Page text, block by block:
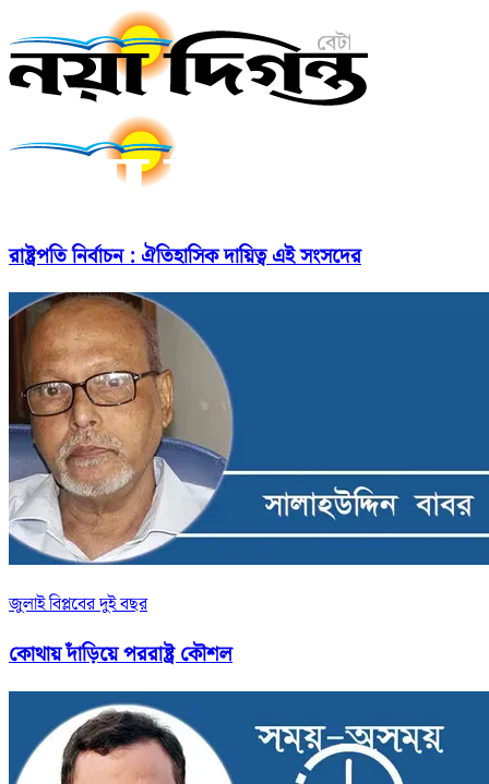
রাষ্ট্রপতি নির্বাচন : ঐতিহাসিক দায়িত্ব এই সংসদের
জুলাই বিপ্লবের দুই বছর
কোথায় দাঁড়িয়ে পররাষ্ট্র কৌশল